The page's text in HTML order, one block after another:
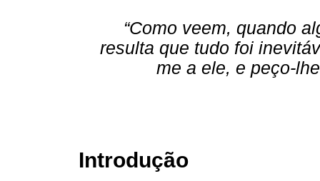
“Como veem, quando
resulta que tudo foi
me a ele, e peço-
Introdução